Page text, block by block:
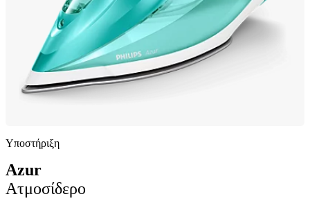
Υποστήριξη
Azur
Ατμοσίδερο